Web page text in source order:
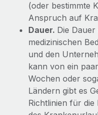
Auch im neuen Jahr
aller Größen dabei
Mehr erfahren
Wie Phiture 55
mit Remote
Phiture ist der
(oder bestimmte
Anspruch auf
Dauer. Die
medizinischen
und den
kann von ein
Wochen oder
Ländern gibt es
Richtlinien für die